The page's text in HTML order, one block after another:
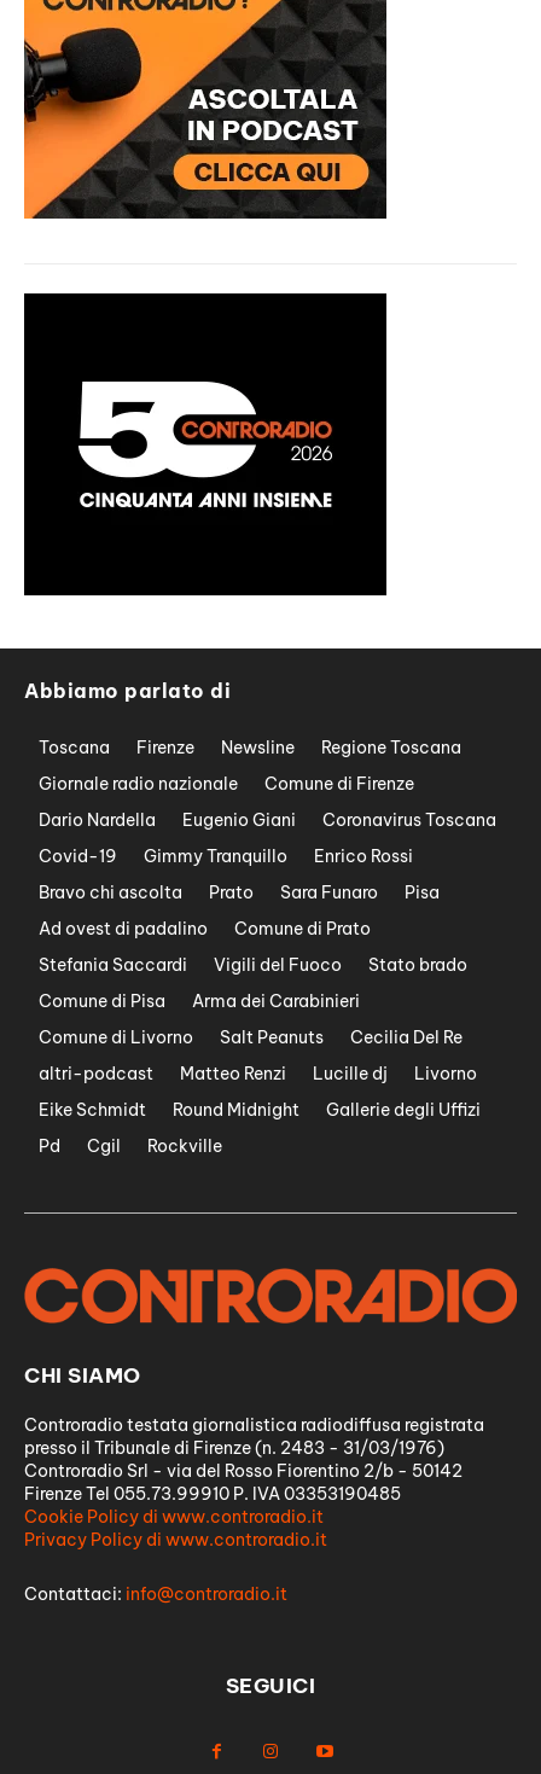
Abbiamo parlato di
Toscana Firenze Newsline
Regione Toscana
Giornale radio nazionale
Comune di Firenze
Dario Nardella
Eugenio Giani
Coronavirus Toscana
Covid-19
Gimmy Tranquillo
Enrico Rossi
Bravo chi ascolta
Prato Sara Funaro
Pisa
Ad ovest di padalino
Comune di Prato
Stefania Saccardi
Vigili del Fuoco
Stato brado
Comune di Pisa
Arma dei Carabinieri
Comune di Livorno
Salt Peanuts
Cecilia Del Re
altri-podcast
Matteo Renzi Lucille dj
Livorno
Eike Schmidt
Round Midnight
Gallerie degli Uffizi
Pd
Cgil Rockville
CHI SIAMO
Controradio testata giornalistica radiodiffusa registrata
presso il Tribunale di Firenze (n. 2483 - 31/03/1976)
Controradio Srl - via del Rosso Fiorentino 2/b - 50142
Firenze Tel 055.73.99910 P. IVA 03353190485
Cookie Policy di www.controradio.it
Privacy Policy di www.controradio.it
Contattaci: info@controradio.it
SEGUICI